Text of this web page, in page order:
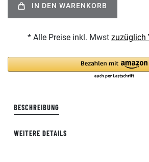
IN DEN WARENKORB
* Alle Preise inkl. Mwst zuzüglich
BESCHREIBUNG
WEITERE DETAILS